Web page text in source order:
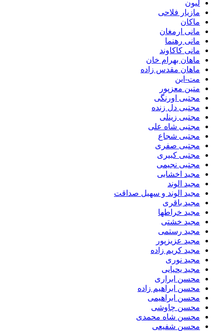
لیون
مازیار فلاحی
ماکان
مانی ارمغان
مانی رهنما
مانی کاکاوند
ماهان بهرام خان
ماهان مقدس زاده
مت-این
متین معزپور
مجتبی اورنگی
مجتبی دل زنده
مجتبی زینلی
مجتبی شاه علی
مجتبی شجاع
مجتبی صفری
مجتبی کبیری
مجتبی نجیمی
مجید اخشابی
مجید الوند‎
مجید الوند و سهیل صداقت
مجید باقری
مجید خراطها
مجید خشتی
مجید رستمی
مجید عزیزپور
مجید کریم زاده
مجید نوری
مجید یحیایی
محسن ابراری
محسن ابراهیم زاده
محسن ابراهیمی
محسن چاوشی
محسن شاه محمدی
محسن شفیعی